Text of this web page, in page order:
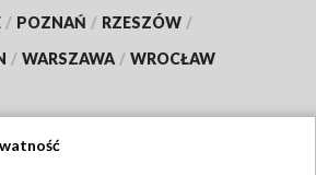
/ POZNAŃ / RZESZÓW /
/ WARSZAWA / WROCŁAW